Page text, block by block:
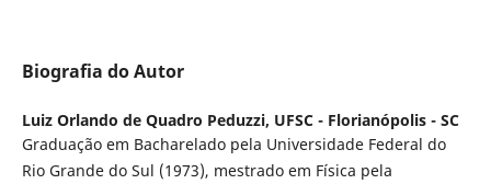
Biografia do Autor
Luiz Orlando de Quadro Peduzzi, UFSC - Florianópolis - SC
Graduação em Bacharelado pela Universidade Federal do
Rio Grande do Sul (1973), mestrado em Física pela